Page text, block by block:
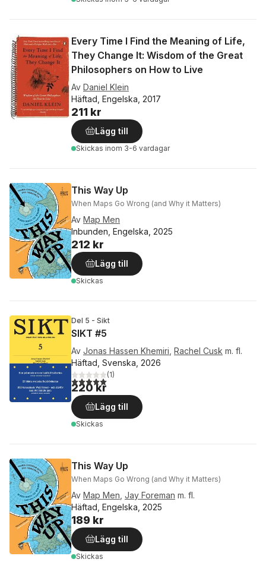
Every Time I Find the Meaning of Life,
They Change It: Wisdom of the Great
Philosophers on How to Live
Av Daniel Klein
Häftad, Engelska, 2017
211 kr
Lägg till
Skickas inom 3-6 vardagar
This Way Up
When Maps Go Wrong (and Why it Matters)
Av Map Men
Inbunden, Engelska, 2025
212 kr
Lägg till
Skickas
Del 5 - Sikt
SIKT #5
Av Jonas Hassen Khemiri Rachel Cusk m. fl.
Häftad, Svenska, 2026
5,0utav 5 stjärnor. Totalt antal röster:
(1)
220 kr
Lägg till
Skickas
This Way Up
When Maps Go Wrong (and Why it Matters)
Av Map Men Jay Foreman m. fl.
Häftad, Engelska, 2025
189 kr
Lägg till
Skickas